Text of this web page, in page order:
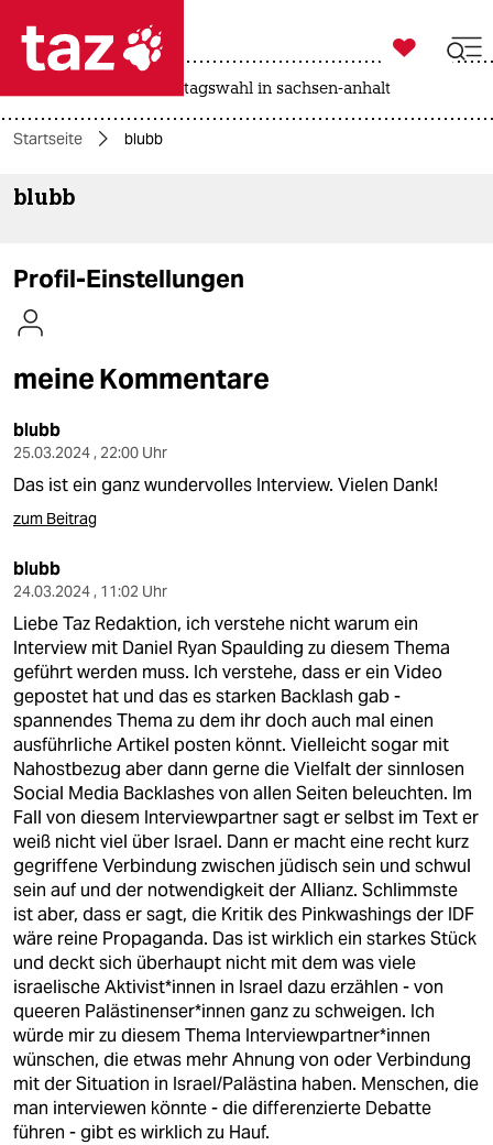

themen
kultur
sport
berlin
wahrheit
verlag
verlag
veranstaltungen
shop
fragen & hilfe
unterstützen
abo
genossenschaft
epaper login

taz zahl ich
landtagswahl in sachsen-anhalt
Startseite blubb
blubb
Profil-Einstellungen
meine Kommentare
blubb
25.03.2024 , 22:00 Uhr
Das ist ein ganz wundervolles Interview. Vielen Dank!
zum Beitrag
blubb
24.03.2024 , 11:02 Uhr
Liebe Taz Redaktion, ich verstehe nicht warum ein
Interview mit Daniel Ryan Spaulding zu diesem Thema
geführt werden muss. Ich verstehe, dass er ein Video
gepostet hat und das es starken Backlash gab -
spannendes Thema zu dem ihr doch auch mal einen
ausführliche Artikel posten könnt. Vielleicht sogar mit
Nahostbezug aber dann gerne die Vielfalt der sinnlosen
Social Media Backlashes von allen Seiten beleuchten. Im
Fall von diesem Interviewpartner sagt er selbst im Text er
weiß nicht viel über Israel. Dann er macht eine recht kurz
gegriffene Verbindung zwischen jüdisch sein und schwul
sein auf und der notwendigkeit der Allianz. Schlimmste
ist aber, dass er sagt, die Kritik des Pinkwashings der IDF
wäre reine Propaganda. Das ist wirklich ein starkes Stück
und deckt sich überhaupt nicht mit dem was viele
israelische Aktivist*innen in Israel dazu erzählen - von
queeren Palästinenser*innen ganz zu schweigen. Ich
würde mir zu diesem Thema Interviewpartner*innen
wünschen, die etwas mehr Ahnung von oder Verbindung
mit der Situation in Israel/Palästina haben. Menschen, die
man interviewen könnte - die differenzierte Debatte
führen - gibt es wirklich zu Hauf.